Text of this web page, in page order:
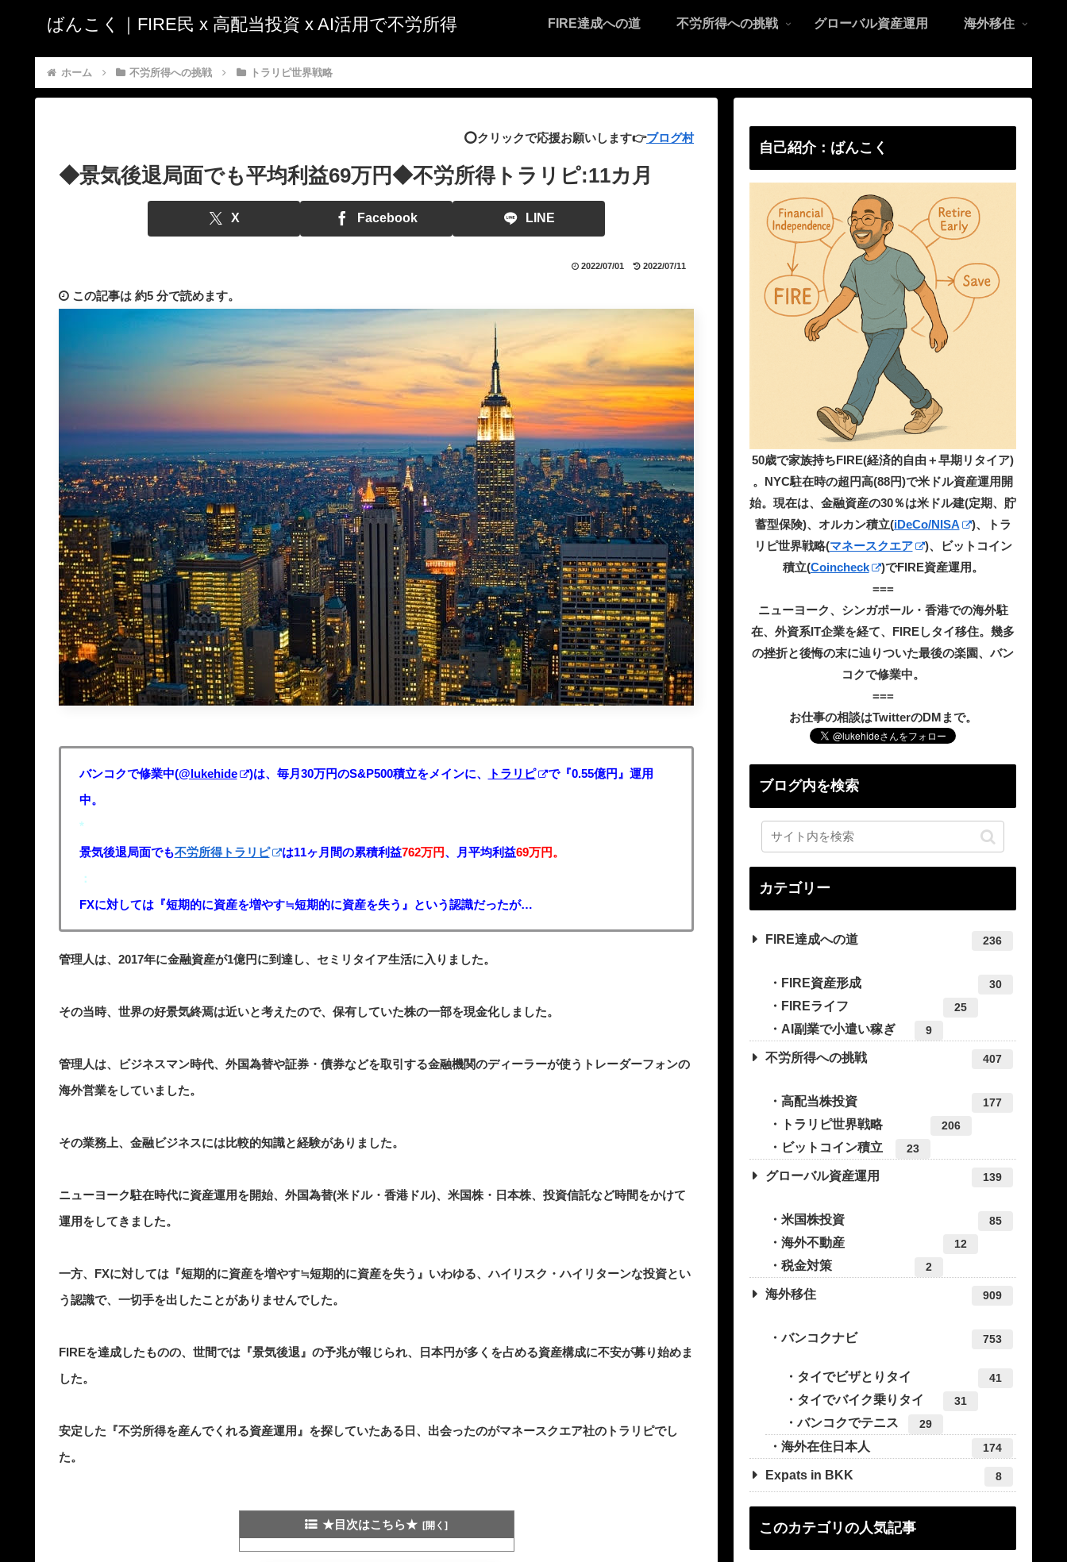
ばんこく｜FIRE民 x 高配当投資 x AI活用で不労所得 FIRE達成への道 不労所得への挑戦 グローバル資産運用 海外移住
ホーム 不労所得への挑戦 トラリピ世界戦略
⭕️クリックで応援お願いします👉ブログ村
◆景気後退局面でも平均利益69万円◆不労所得トラリピ:11カ月
X Facebook LINE
2022/07/01 2022/07/11
この記事は 約5 分で読めます。
バンコクで修業中(@lukehide )は、毎月30万円のS&P500積立をメインに、 トラリピ
で『0.55億円』運用
中。
*
景気後退局面でも不労所得トラリピ は11ヶ月間の累積利益762万円、月平均利益69万円。
：
FXに対しては『短期的に資産を増やす≒短期的に資産を失う』という認識だったが…
管理人は、2017年に金融資産が1億円に到達し、セミリタイア生活に入りました。
その当時、世界の好景気終焉は近いと考えたので、保有していた株の一部を現金化しました。
管理人は、ビジネスマン時代、外国為替や証券・債券などを取引する金融機関のディーラーが使うトレーダーフォンの
海外営業をしていました。
その業務上、金融ビジネスには比較的知識と経験がありました。
ニューヨーク駐在時代に資産運用を開始、外国為替(米ドル・香港ドル)、米国株・日本株、投資信託など時間をかけて
運用をしてきました。
一方、FXに対しては『短期的に資産を増やす≒短期的に資産を失う』いわゆる、ハイリスク・ハイリターンな投資とい
う認識で、一切手を出したことがありませんでした。
FIREを達成したものの、世間では『景気後退』の予兆が報じられ、日本円が多くを占める資産構成に不安が募り始めま
した。
安定した『不労所得を産んでくれる資産運用』を探していたある日、出会ったのがマネースクエア社のトラリピでし
た。
★目次はこちら★
自己紹介：ばんこく
50歳で家族持ちFIRE(経済的自由＋早期リタイア)
。NYC駐在時の超円高(88円)で米ドル資産運用開
始。現在は、金融資産の30％は米ドル建(定期、貯
蓄型保険)、オルカン積立(iDeCo/NISA
)、トラ
リピ世界戦略(マネースクエア
)、ビットコイン
積立(Coincheck
)でFIRE資産運用。
===
ニューヨーク、シンガポール・香港での海外駐
在、外資系IT企業を経て、FIREしタイ移住。幾多
の挫折と後悔の末に辿りついた最後の楽園、バン
コクで修業中。
===
お仕事の相談はTwitterのDMまで。
ブログ内を検索
カテゴリー
FIRE達成への道 236
FIRE資産形成 30
FIREライフ 25
AI副業で小遣い稼ぎ 9
不労所得への挑戦 407
高配当株投資 177
トラリピ世界戦略 206
ビットコイン積立 23
グローバル資産運用 139
米国株投資 85
海外不動産 12
税金対策 2
海外移住 909
バンコクナビ 753
タイでビザとりタイ 41
タイでバイク乗りタイ 31
バンコクでテニス 29
海外在住日本人 174
Expats in BKK 8
このカテゴリの人気記事